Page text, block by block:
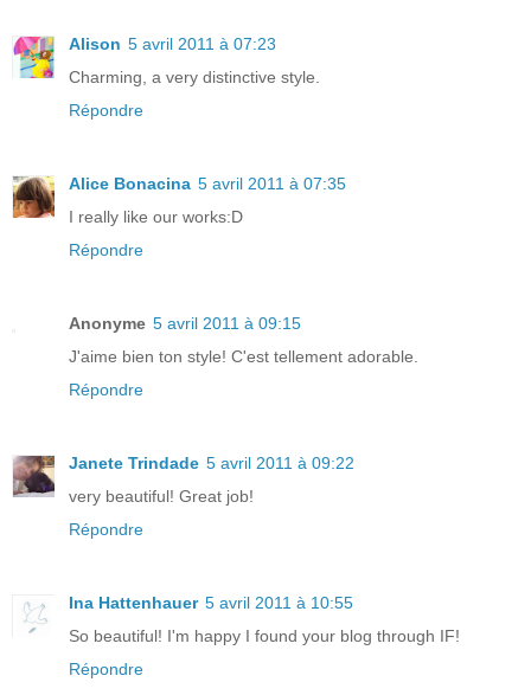
Alison 5 avril 2011 à 07:23
Charming, a very distinctive style.
Répondre
Alice Bonacina 5 avril 2011 à 07:35
I really like our works:D
Répondre
Anonyme 5 avril 2011 à 09:15
J'aime bien ton style! C'est tellement adorable.
Répondre
Janete Trindade 5 avril 2011 à 09:22
very beautiful! Great job!
Répondre
Ina Hattenhauer 5 avril 2011 à 10:55
So beautiful! I'm happy I found your blog through IF!
Répondre